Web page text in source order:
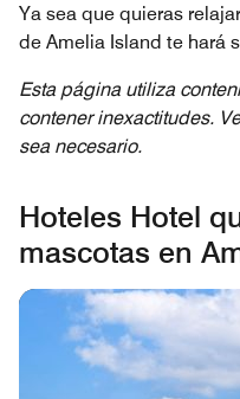
Ya sea que quieras
de Amelia Island te hará
Esta página utiliza
contener inexactitudes.
sea necesario.
Hoteles Hotel
mascotas en